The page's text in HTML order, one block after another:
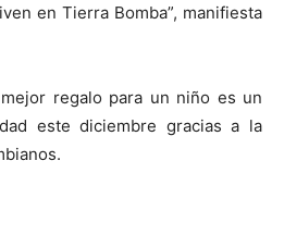
en Tierra Bomba”, manifiesta
regalo para un niño es un
este diciembre gracias a la